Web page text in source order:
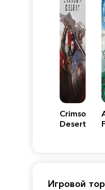
Crimson
Desert
Игровой